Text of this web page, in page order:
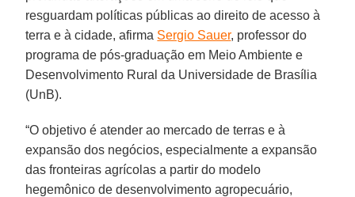
resguardam políticas públicas ao direito de acesso à
terra e à cidade, afirma Sergio Sauer, professor do
programa de pós-graduação em Meio Ambiente e
Desenvolvimento Rural da Universidade de Brasília
(UnB).
“O objetivo é atender ao mercado de terras e à
expansão dos negócios, especialmente a expansão
das fronteiras agrícolas a partir do modelo
hegemônico de desenvolvimento agropecuário,